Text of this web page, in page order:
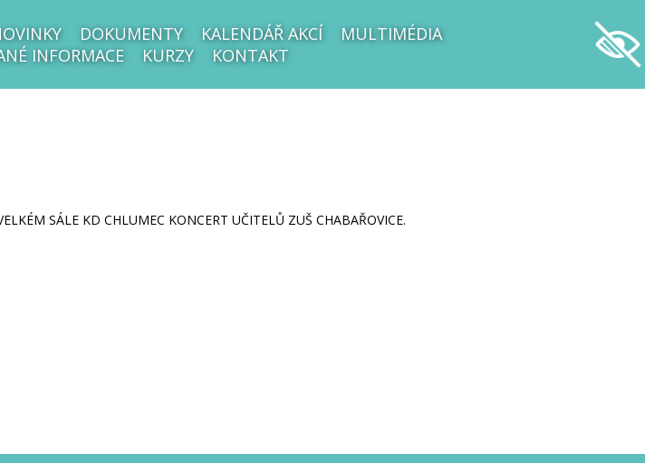
DOKUMENTY KALENDÁŘ AKCÍ
MULTIMÉDIA
INFORMACE
KURZY KONTAKT
SÁLE KD CHLUMEC KONCERT UČITELŮ ZUŠ CHABAŘOVICE.